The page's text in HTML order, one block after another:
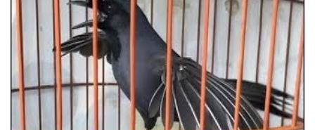
00:00:57